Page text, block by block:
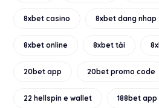
8xbet casino 8xbet dang nhap
8xbet online 8xbet tải
20bet app 20bet promo code
22 hellspin e wallet 188bet app